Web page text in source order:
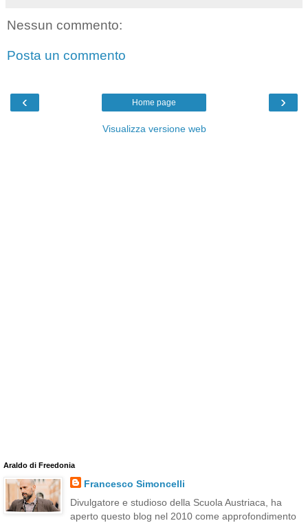
Nessun commento:
Posta un commento
‹ ›
Home page
Visualizza versione web
Araldo di Freedonia
Francesco Simoncelli
Divulgatore e studioso della Scuola Austriaca, ha
aperto questo blog nel 2010 come approfondimento